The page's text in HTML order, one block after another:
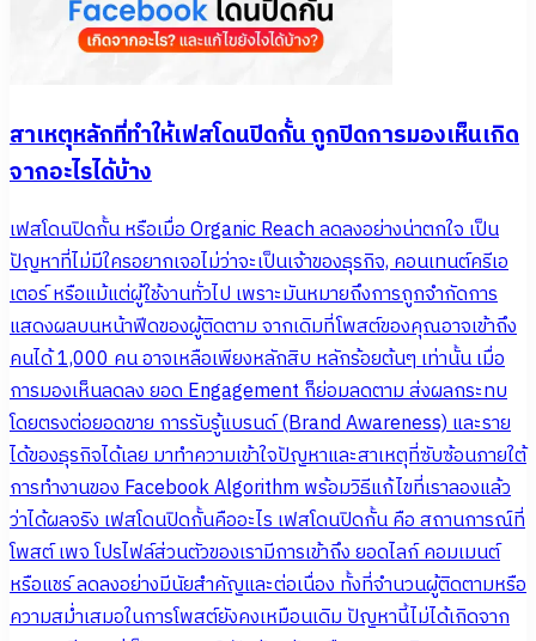
สาเหตุหลักที่ทำให้เฟสโดนปิดกั้น ถูกปิดการมองเห็นเกิด
จากอะไรได้บ้าง
เฟสโดนปิดกั้น หรือเมื่อ Organic Reach ลดลงอย่างน่าตกใจ เป็น
ปัญหาที่ไม่มีใครอยากเจอไม่ว่าจะเป็นเจ้าของธุรกิจ, คอนเทนต์ครีเอ
เตอร์ หรือแม้แต่ผู้ใช้งานทั่วไป เพราะมันหมายถึงการถูกจำกัดการ
แสดงผลบนหน้าฟีดของผู้ติดตาม จากเดิมที่โพสต์ของคุณอาจเข้าถึง
คนได้ 1,000 คน อาจเหลือเพียงหลักสิบ หลักร้อยต้นๆ เท่านั้น เมื่อ
การมองเห็นลดลง ยอด Engagement ก็ย่อมลดตาม ส่งผลกระทบ
โดยตรงต่อยอดขาย การรับรู้แบรนด์ (Brand Awareness) และราย
ได้ของธุรกิจได้เลย มาทำความเข้าใจปัญหาและสาเหตุที่ซับซ้อนภายใต้
การทำงานของ Facebook Algorithm พร้อมวิธีแก้ไขที่เราลองแล้ว
ว่าได้ผลจริง เฟสโดนปิดกั้นคืออะไร เฟสโดนปิดกั้น คือ สถานการณ์ที่
โพสต์ เพจ โปรไฟล์ส่วนตัวของเรามีการเข้าถึง ยอดไลก์ คอมเมนต์
หรือแชร์ ลดลงอย่างมีนัยสำคัญและต่อเนื่อง ทั้งที่จำนวนผู้ติดตามหรือ
ความสม่ำเสมอในการโพสต์ยังคงเหมือนเดิม ปัญหานี้ไม่ได้เกิดจาก